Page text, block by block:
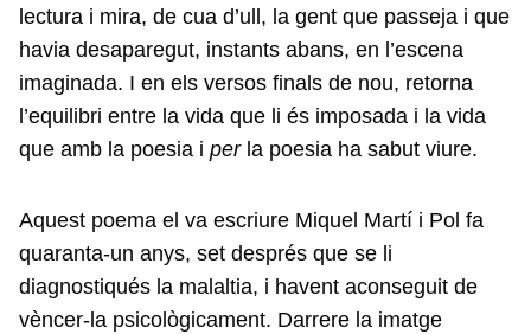
lectura i mira, de cua d’ull, la gent que passeja i que
havia desaparegut, instants abans, en l’escena
imaginada. I en els versos finals de nou, retorna
l’equilibri entre la vida que li és imposada i la vida
que amb la poesia i perla poesia ha sabut viure.
Aquest poema el va escriure Miquel Martí i Pol fa
quaranta-un anys, set després que se li
diagnostiqués la malaltia, i havent aconseguit de
vèncer-la psicològicament. Darrere la imatge